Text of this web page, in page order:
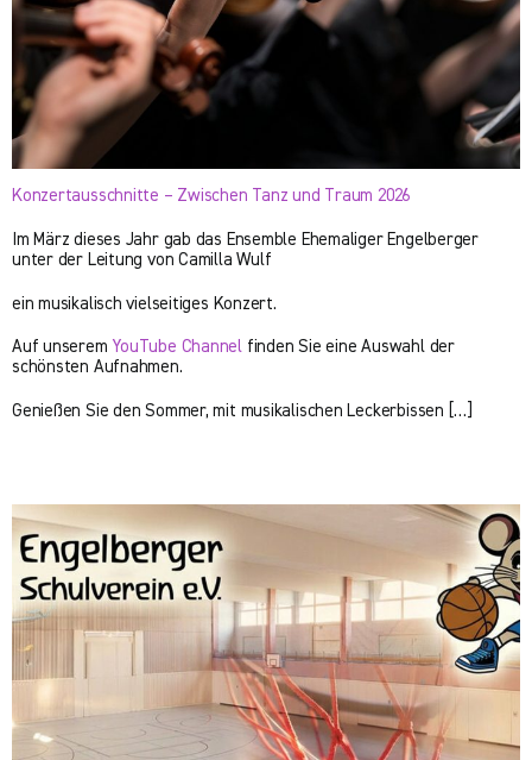
Konzertausschnitte – Zwischen Tanz und Traum 2026
Im März dieses Jahr gab das Ensemble Ehemaliger Engelberger
unter der Leitung von Camilla Wulf
ein musikalisch vielseitiges Konzert.
Auf unserem YouTube Channel finden Sie eine Auswahl der
schönsten Aufnahmen.
Genießen Sie den Sommer, mit musikalischen Leckerbissen […]